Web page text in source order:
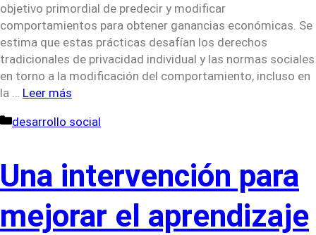
objetivo primordial de predecir y modificar
comportamientos para obtener ganancias económicas. Se
estima que estas prácticas desafían los derechos
tradicionales de privacidad individual y las normas sociales
en torno a la modificación del comportamiento, incluso en
la … Leer más
Categorías
desarrollo social
Una intervención para
mejorar el aprendizaje